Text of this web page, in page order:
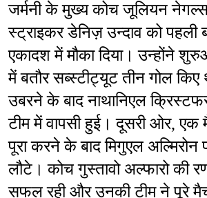
जर्मनी के मुख्य कोच जूलियन
स्ट्राइकर डेनिज़ उन्दाव को पहली
एकादश में मौका दिया। उन्होंने
में बतौर सब्स्टीट्यूट तीन गोल
उबरने के बाद नाथानिएल
टीम में वापसी हुई। दूसरी ओर, एक
पूरा करने के बाद मिगुएल अल्मिरोन
लौटे। कोच गुस्तावो अल्फारो की
सफल रही और उनकी टीम ने पूरे